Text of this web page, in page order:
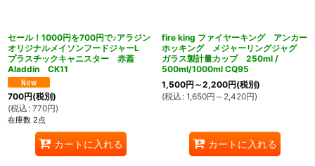
セール！1000円を700円で♪アラジン
オリジナルメイソンフードジャーL
プラスチックキャニスター 赤蓋
Aladdin CK11
700円(税別)
(税込 : 770円)
在庫数 2点
カートに入れる
fire king ファイヤーキング アンカー
ホッキング メジャーリングジャグ
ガラス製計量カップ 250ml /
500ml/1000ml CQ95
1,500円 ～2,200円(税別)
(税込 : 1,650円 ～2,420円)
カートに入れる